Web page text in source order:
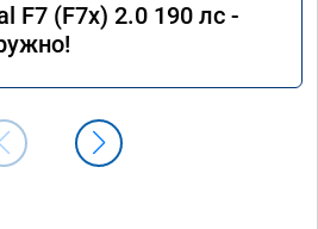
F7 (F7x) 2.0 190 лс -